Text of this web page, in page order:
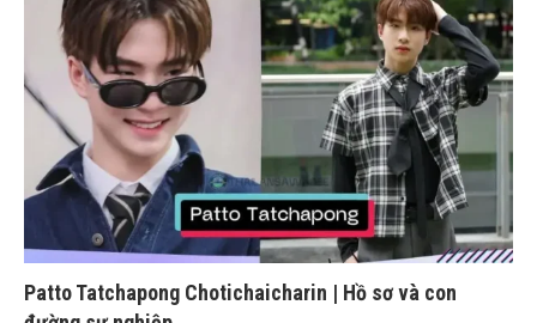
Patto Tatchapong Chotichaicharin | Hồ sơ và con